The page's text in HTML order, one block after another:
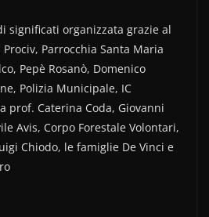
significati organizzata grazie al
Parrocchia Santa Maria
Pepè Rosanò, Domenico
Polizia Municipale, IC
prof. Caterina Coda, Giovanni
Avis, Corpo Forestale Volontari,
Chiodo, le famiglie De Vinci e